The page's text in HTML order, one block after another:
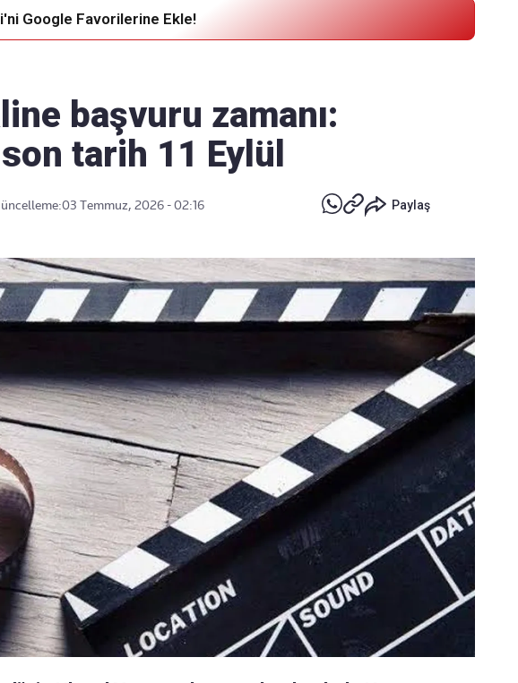
göndermek içintıklayın
Google Favorilerine Ekle!
başvuru zamanı:
tarih 11 Eylül
03 Temmuz, 2026 - 02:16 Paylaş